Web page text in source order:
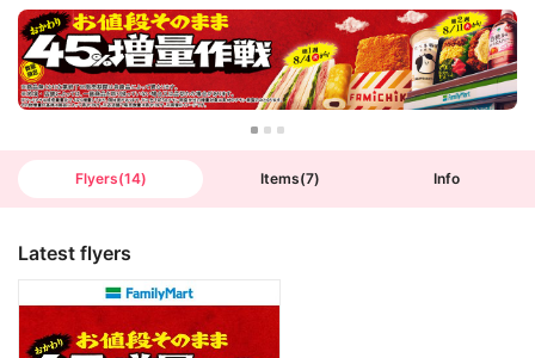
o
l
l
o
w
Flyers(14) Items(7) Info
Latest flyers